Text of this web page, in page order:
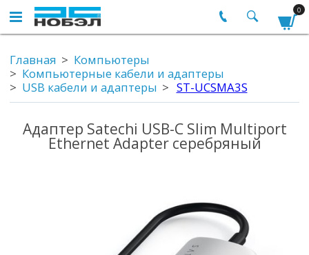
0
Главная
Компьютеры
Компьютерные кабели и адаптеры
USB кабели и адаптеры
ST-UCSMA3S
Адаптер Satechi USB-C Slim Multiport
Ethernet Adapter серебряный